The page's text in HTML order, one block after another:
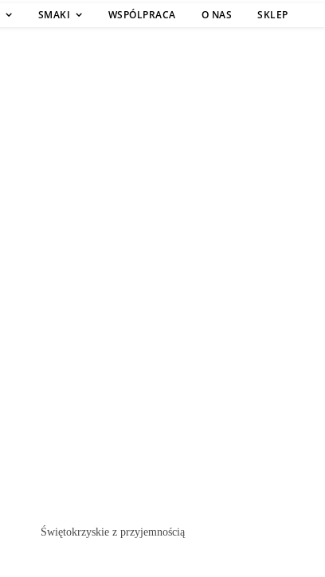
SMAKI WSPÓLPRACA O NAS SKLEP
Świętokrzyskie z przyjemnością